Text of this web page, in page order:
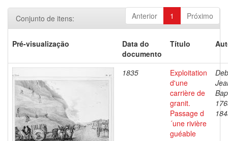
Anterior 1 Próximo
Conjunto de itens:
Pré-visualização
Data do
documento
Título
1835
Exploitation
d'une
carrière de
granit.
Passage d
´une rivière
guéable